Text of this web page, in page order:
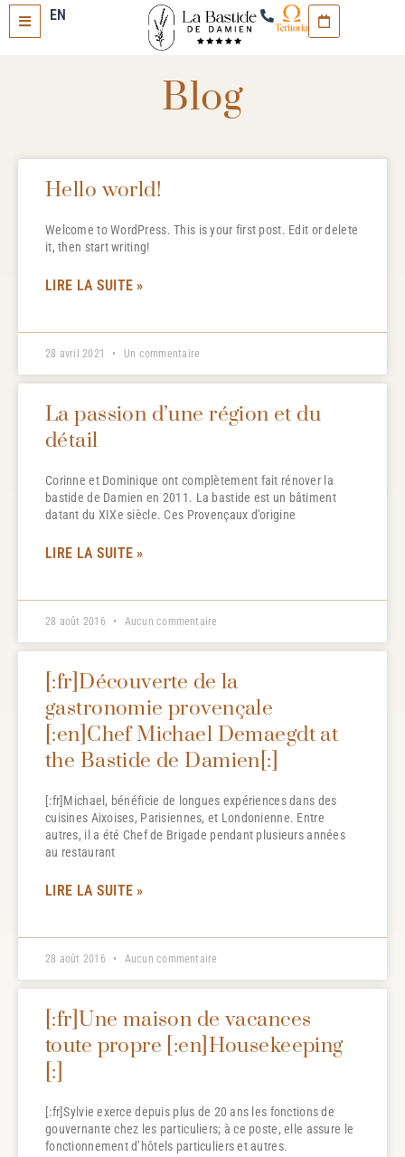
EN
Blog
Hello world!
Welcome to WordPress. This is your first post. Edit or delete
it, then start writing!
LIRE LA SUITE »
28 avril 2021 Un commentaire
La passion d’une région et du
détail
Corinne et Dominique ont complètement fait rénover la
bastide de Damien en 2011. La bastide est un bâtiment
datant du XIXe siècle. Ces Provençaux d’origine
LIRE LA SUITE »
28 août 2016 Aucun commentaire
[:fr]Découverte de la
gastronomie provençale
[:en]Chef Michael Demaegdt at
the Bastide de Damien[:]
[:fr]Michael, bénéficie de longues expériences dans des
cuisines Aixoises, Parisiennes, et Londonienne. Entre
autres, il a été Chef de Brigade pendant plusieurs années
au restaurant
LIRE LA SUITE »
28 août 2016 Aucun commentaire
[:fr]Une maison de vacances
toute propre [:en]Housekeeping
[:]
[:fr]Sylvie exerce depuis plus de 20 ans les fonctions de
gouvernante chez les particuliers; à ce poste, elle assure le
fonctionnement d’hôtels particuliers et autres.